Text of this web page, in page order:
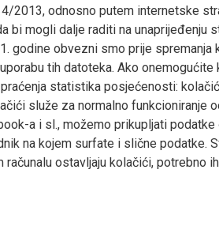
2013, odnosno putem internetske
mogli dalje raditi na unaprijeđenju
godine obvezni smo prije spremanja
tih datoteka. Ako onemogućite
statistika posjećenosti:
služe za normalno funkcioniranje
a i sl., možemo prikupljati
na kojem surfate i slične podatke.
ostavljaju kolačići, potrebno